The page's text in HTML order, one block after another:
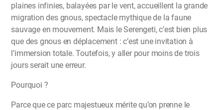
plaines infinies, balayées par le vent, accueillent la grande
migration des gnous, spectacle mythique de la faune
sauvage en mouvement. Mais le Serengeti, c’est bien plus
que des gnous en déplacement : c’est une invitation à
l’immersion totale. Toutefois, y aller pour moins de trois
jours serait une erreur.
Pourquoi ?
Parce que ce parc majestueux mérite qu’on prenne le